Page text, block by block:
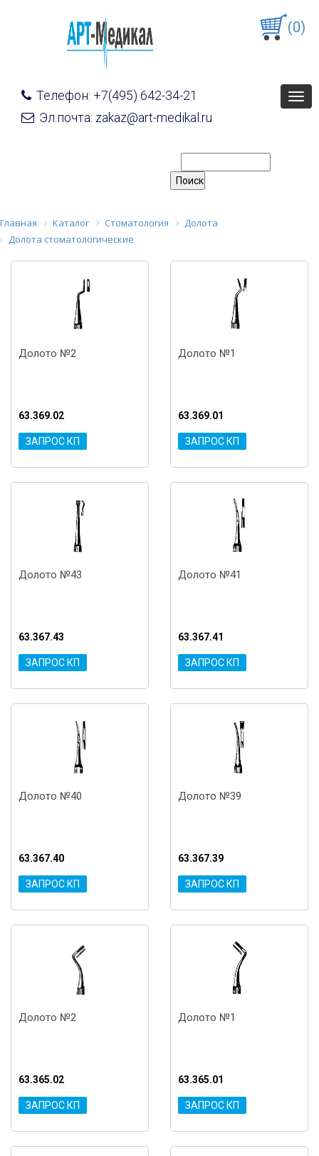
Телефон: +7(495) 642-34-21
Эл.почта: zakaz@art-medikal.ru
(0)
Главная Каталог Стоматология
Долота
Долота стоматологические
Долото №2
63.369.02
ЗАПРОС КП
Долото №1
63.369.01
ЗАПРОС КП
Долото №43
63.367.43
ЗАПРОС КП
Долото №41
63.367.41
ЗАПРОС КП
Долото №40
63.367.40
ЗАПРОС КП
Долото №39
63.367.39
ЗАПРОС КП
Долото №2
63.365.02
ЗАПРОС КП
Долото №1
63.365.01
ЗАПРОС КП